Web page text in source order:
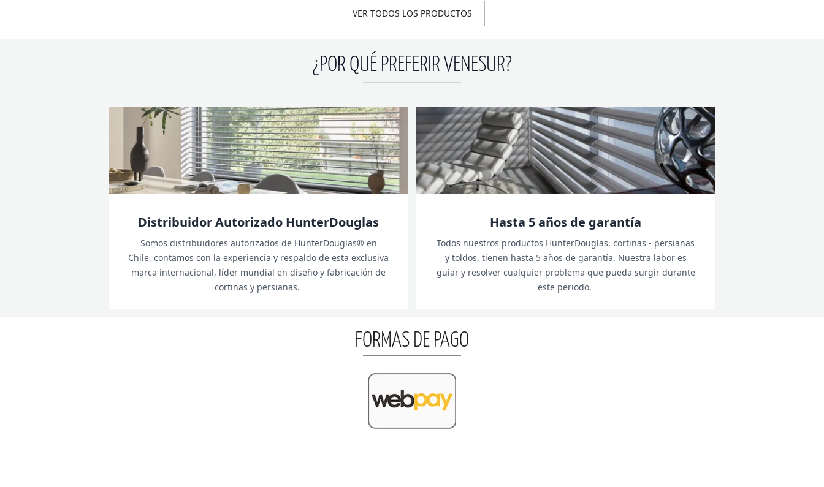
VER TODOS LOS PRODUCTOS
¿POR QUÉ PREFERIR VENESUR?
Distribuidor Autorizado HunterDouglas
Somos distribuidores autorizados de HunterDouglas® en
Chile, contamos con la experiencia y respaldo de esta exclusiva
marca internacional, líder mundial en diseño y fabricación de
cortinas y persianas.
Hasta 5 años de garantía
Todos nuestros productos HunterDouglas, cortinas - persianas
y toldos, tienen hasta 5 años de garantía. Nuestra labor es
guiar y resolver cualquier problema que pueda surgir durante
este periodo.
FORMAS DE PAGO